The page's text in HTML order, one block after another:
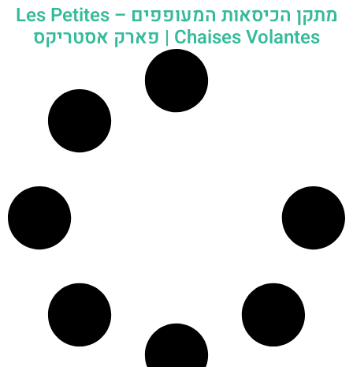
מתקן הכיסאות המעופפים – Les Petites
Chaises Volantes | פארק אסטריקס